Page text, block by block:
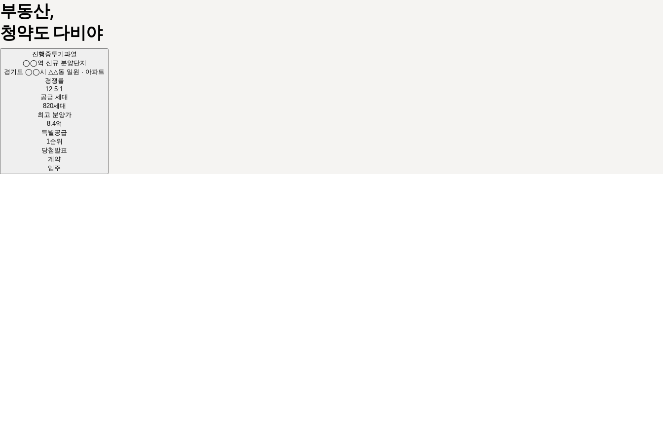
부동산,
청약도 다비야
진행중투기과열
◯◯역 신규 분양단지
경기도 ◯◯시 △△동 일원 · 아파트
경쟁률
12.5:1
공급 세대
820세대
최고 분양가
8.4억
특별공급
1순위
당첨발표
계약
입주